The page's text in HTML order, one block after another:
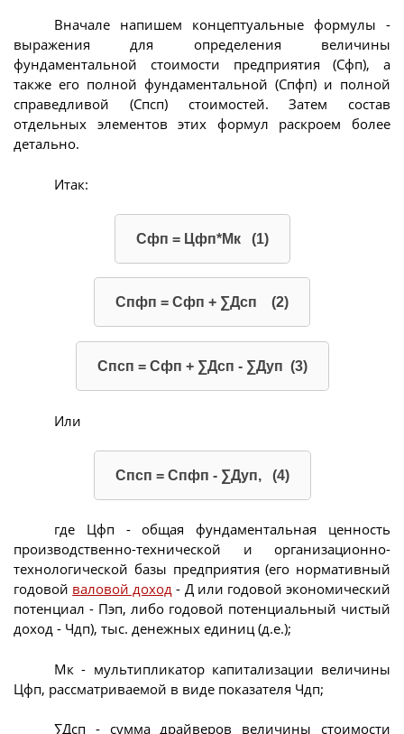
Вначале напишем концептуальные формулы -
выражения для определения величины
фундаментальной стоимости предприятия (Сфп), а
также его полной фундаментальной (Спфп) и полной
справедливой (Спсп) стоимостей. Затем состав
отдельных элементов этих формул раскроем более
детально.
Итак:
Сфп = Цфп*Мк (1)
Спфп = Сфп + ∑Дсп (2)
Спсп = Сфп + ∑Дсп - ∑Дуп (3)
Или
Спсп = Спфп - ∑Дуп, (4)
где Цфп - общая фундаментальная ценность
производственно-технической и организационно-
технологической базы предприятия (его нормативный
годовой валовой доход - Д или годовой экономический
потенциал - Пэп, либо годовой потенциальный чистый
доход - Чдп), тыс. денежных единиц (д.е.);
Мк - мультипликатор капитализации величины
Цфп, рассматриваемой в виде показателя Чдп;
∑Дсп - сумма драйверов величины стоимости